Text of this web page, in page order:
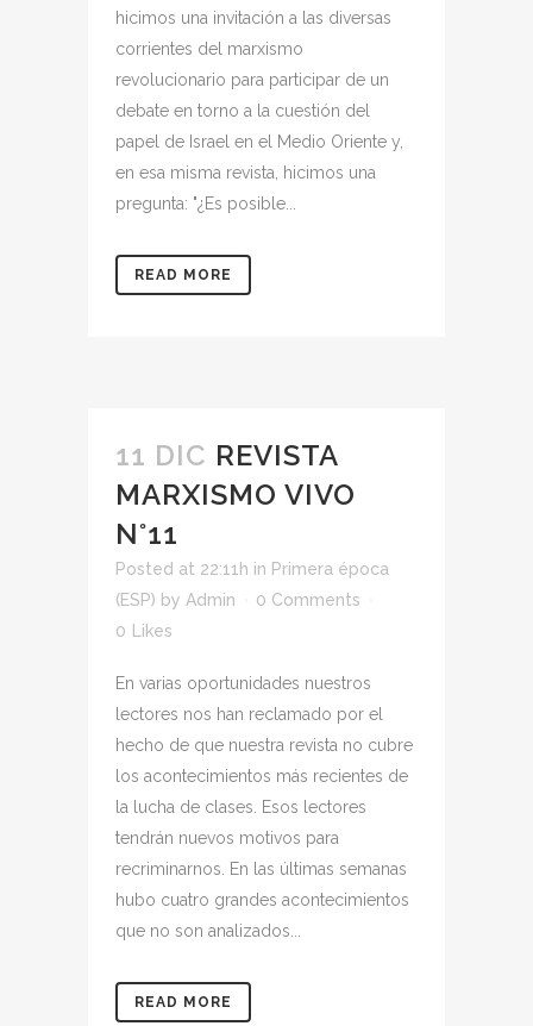
hicimos una invitación a las diversas
corrientes del marxismo
revolucionario para participar de un
debate en torno a la cuestión del
papel de Israel en el Medio Oriente y,
en esa misma revista, hicimos una
pregunta: "¿Es posible...
READ MORE
11 DIC REVISTA
MARXISMO VIVO
N°11
Posted at 22:11h in Primera época
(ESP) by Admin
0 Comments
0
Likes
En varias oportunidades nuestros
lectores nos han reclamado por el
hecho de que nuestra revista no cubre
los acontecimientos más recientes de
la lucha de clases. Esos lectores
tendrán nuevos motivos para
recriminarnos. En las últimas semanas
hubo cuatro grandes acontecimientos
que no son analizados...
READ MORE